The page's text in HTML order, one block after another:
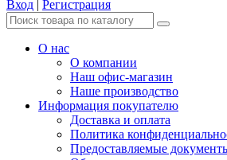
Вход Регистрация
О нас
О компании
Наш офис-магазин
Наше производство
Информация покупателю
Доставка и оплата
Политика
Предоставляемые